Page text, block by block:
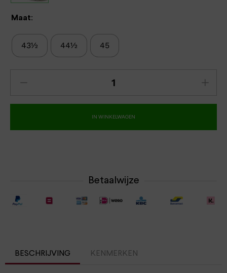
Maat:
43½ 44½ 45
IN WINKELWAGEN
Betaalwijze
BESCHRIJVING KENMERKEN